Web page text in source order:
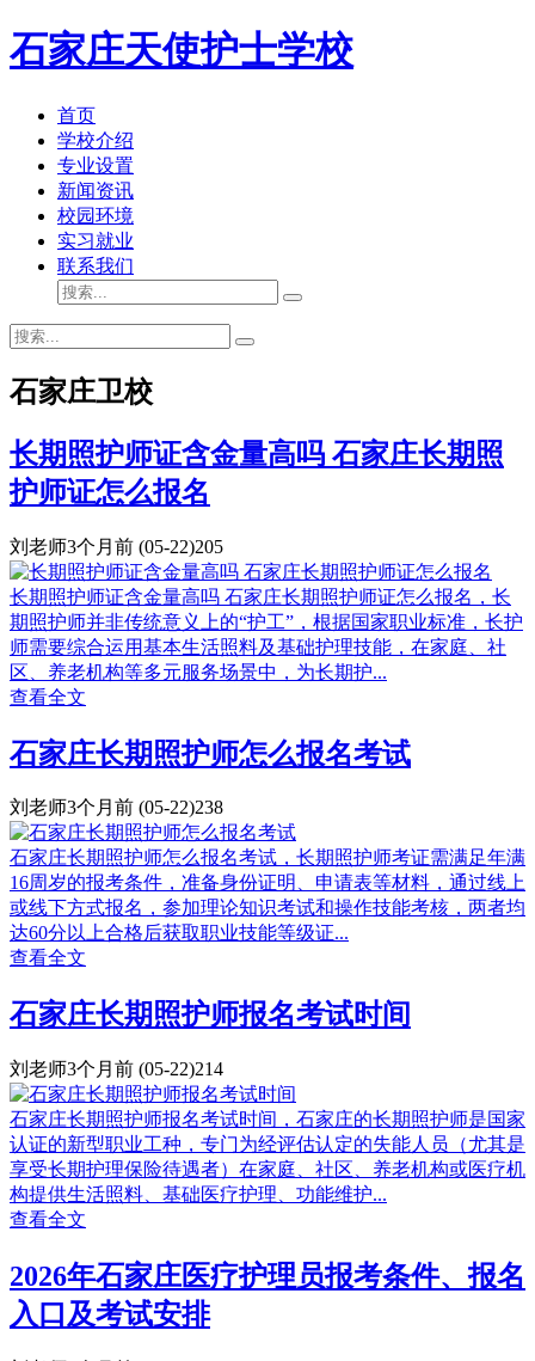
石家庄天使护士学校
首页
学校介绍
专业设置
新闻资讯
校园环境
实习就业
联系我们
石家庄卫校
长期照护师证含金量高吗 石家庄长期照
护师证怎么报名
刘老师3个月前 (05-22)205
长期照护师证含金量高吗 石家庄长期照护师证怎么报名，长
期照护师并非传统意义上的“护工”，根据国家职业标准，长护
师需要综合运用基本生活照料及基础护理技能，在家庭、社
区、养老机构等多元服务场景中，为长期护...
查看全文
石家庄长期照护师怎么报名考试
刘老师3个月前 (05-22)238
石家庄长期照护师怎么报名考试，长期照护师考证需满足年满
16周岁的报考条件，准备身份证明、申请表等材料，通过线上
或线下方式报名，参加理论知识考试和操作技能考核，两者均
达60分以上合格后获取职业技能等级证...
查看全文
石家庄长期照护师报名考试时间
刘老师3个月前 (05-22)214
石家庄长期照护师报名考试时间，石家庄的长期照护师是国家
认证的新型职业工种，专门为经评估认定的失能人员（尤其是
享受长期护理保险待遇者）在家庭、社区、养老机构或医疗机
构提供生活照料、基础医疗护理、功能维护...
查看全文
2026年石家庄医疗护理员报考条件、报名
入口及考试安排